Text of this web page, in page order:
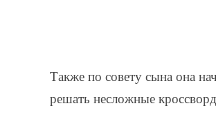
Также по совету сына она
решать несложные